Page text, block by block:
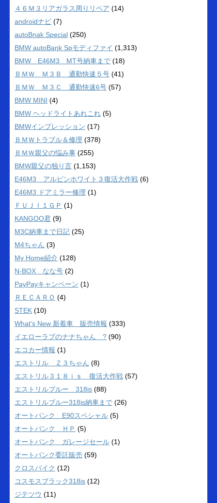
４６Ｍ３リアガラス周りリペア (14)
androidナビ (7)
autoBnak Special (250)
BMW autoBank Spモディファイ (1,313)
BMW E46M3 MT号納車まで (18)
ＢＭＷ Ｍ３Ｂ 通勤快速５号 (41)
ＢＭＷ Ｍ３Ｃ 通勤快速6号 (57)
BMW MINI (4)
BMW ヘッドライトあれこれ (5)
BMWインプレッション (17)
ＢＭＷトラブル＆修理 (378)
ＢＭＷ親父の悩み事 (255)
BMW親父の独り言 (1,153)
E46M3 アルピンホワイト３復活大作戦 (6)
E46M3 ドアミラー修理 (1)
ＦＵＪＩ１ＧＰ (1)
KANGOO君 (9)
M3C納車まで日記 (25)
M4ちゃん (3)
My Home紹介 (128)
N-BOX なな号 (2)
PayPayキャンペーン (1)
ＲＥＣＡＲＯ (4)
STEK (10)
What's New 新着車 販売情報 (333)
イエローラブのナナちゃん ? (90)
エコカー情報 (1)
エストリル Ｚ３ちゃん (8)
エストリル３１８ｉｓ 復活大作戦 (57)
エストリルブルー 318is (88)
エストリルブルー318is納車まで (26)
オートバンク E90スペシャル (5)
オートバンク ＨＰ (5)
オートバンク ガレージセール (1)
オートバンク委託販売 (59)
クロスバイク (12)
コスモスブラック318is (12)
ジテツウ (11)